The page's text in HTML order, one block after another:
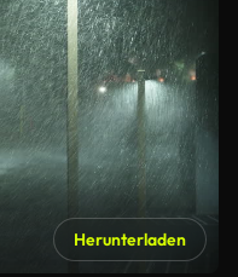
Herunterladen